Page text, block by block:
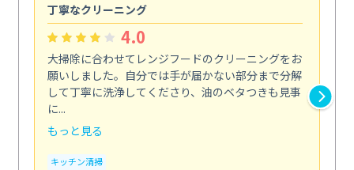
丁寧なクリーニング
4.0
大掃除に合わせてレンジフードのクリーニングをお
願いしました。自分では手が届かない部分まで分解
して丁寧に洗浄してくださり、油のベタつきも見事
に...
もっと見る
キッチン清掃